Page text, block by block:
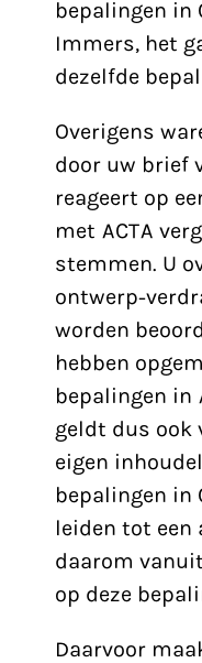
bepalingen in
Immers, het
dezelfde
Overigens
door uw brief
reageert op
met ACTA
stemmen. U
ontwerp-
worden
hebben
bepalingen in
geldt dus ook
eigen
bepalingen in
leiden tot een
daarom
op deze
Daarvoor